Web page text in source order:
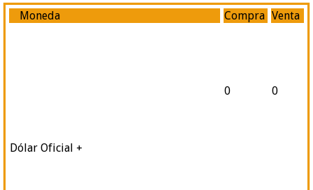
Moneda Compra Venta
Dólar Oficial +
0 0